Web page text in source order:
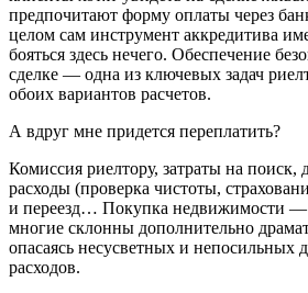
предпочитают форму оплаты через
целом сам инструмент аккредитива
бояться здесь нечего. Обеспечение
сделке — одна из ключевых задач
обоих вариантов расчетов.
А вдруг мне придется переплатить?
Комиссия риелтору, затраты на поиск,
расходы (проверка чистоты,
и переезд… Покупка недвижимости
многие склонны дополнительно
опасаясь несусветных и непосильных
расходов.